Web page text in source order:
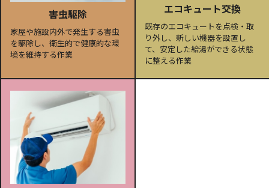
害虫駆除
家屋や施設内外で発生する害虫
を駆除し、衛生的で健康的な環
境を維持する作業
エコキュート交換
既存のエコキュートを点検・取
り外し、新しい機器を設置し
て、安定した給湯ができる状態
に整える作業